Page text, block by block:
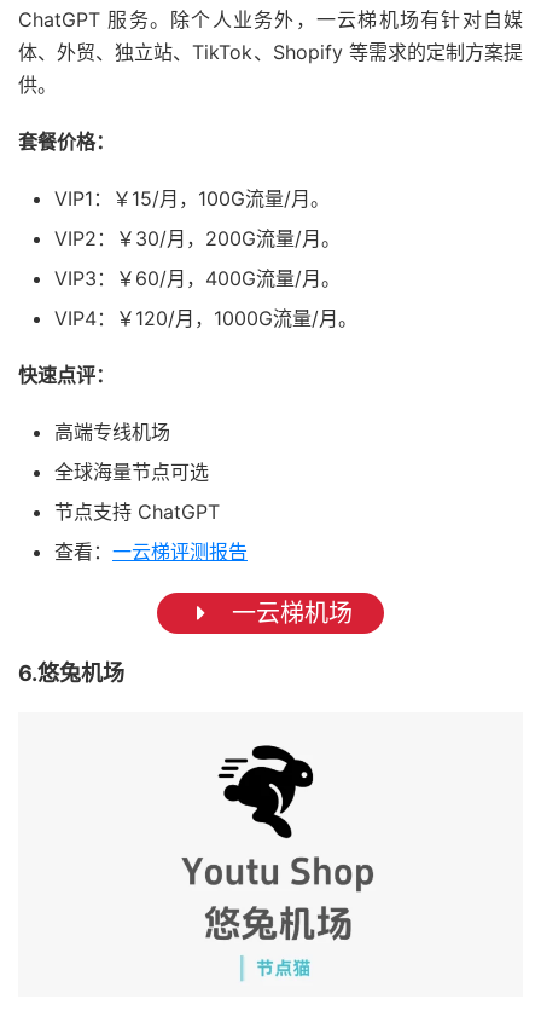
ChatGPT 服务。除个人业务外，一云梯机场有针对自媒
体、外贸、独立站、TikTok、Shopify 等需求的定制方案提
供。
套餐价格：
VIP1：￥15/月，100G流量/月。
VIP2：￥30/月，200G流量/月。
VIP3：￥60/月，400G流量/月。
VIP4：￥120/月，1000G流量/月。
快速点评：
高端专线机场
全球海量节点可选
节点支持 ChatGPT
查看： 一云梯评测报告
一云梯机场
6.悠兔机场